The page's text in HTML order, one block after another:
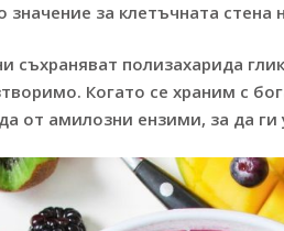
за клетъчната стена
съхраняват полизахарида
Когато се храним с
от амилозни ензими, за да ги